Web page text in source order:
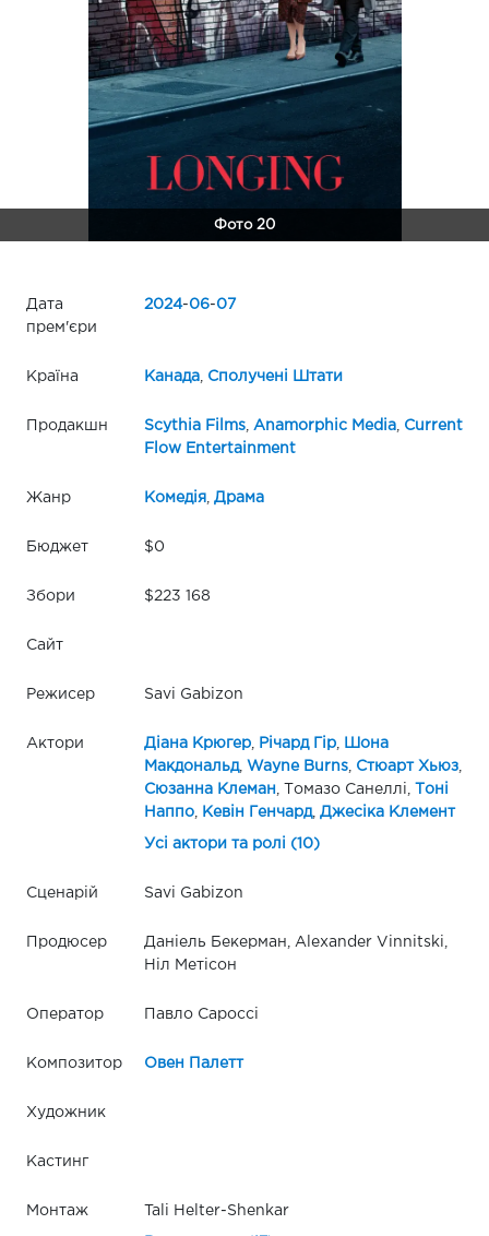
Фото 20
Дата
прем'єри
2024-06-07
Країна Канада, Сполучені Штати
Продакшн Scythia Films, Anamorphic Media,
Current
Flow Entertainment
Жанр Комедія, Драма
Бюджет $0
Збори $223 168
Сайт
Режисер Savi Gabizon
Актори Діана Крюгер, Річард Гір,
Шона
Макдональд, Wayne Burns, Стюарт Хьюз,
Сюзанна Клеман , Томазо Санеллі,
Тоні
Наппо, Кевін Генчард, Джесіка Клемент
Усі актори та ролі (10)
Сценарій Savi Gabizon
Продюсер
Даніель Бекерман, Alexander Vinnitski,
Ніл Метісон
Оператор Павло Сароссі
Композитор Овен Палетт
Художник
Кастинг
Монтаж Tali Helter-Shenkar